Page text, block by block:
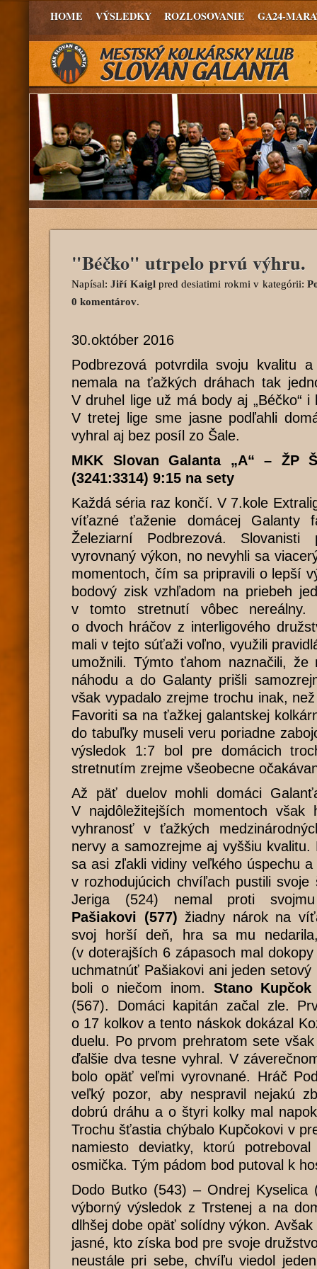
HOME VÝSLEDKY ROZLOSOVANIE GA24-
"Béčko" utrpelo prvú výhru.
Napísal:Jiří Kaigl pred desiatimi rokmi v kategórii:
0 komentárov.
30.október 2016
Podbrezová potvrdila svoju kvalitu
nemala na ťažkých dráhach tak
V druhel lige už má body aj „Béčko“
V tretej lige sme jasne podľahli
vyhral aj bez posíl zo Šale.
MKK Slovan Galanta „A“ – ŽP
(3241:3314) 9:15 na sety
Každá séria raz končí. V 7.kole
víťazné ťaženie domácej Galanty
Železiarní Podbrezová.
vyrovnaný výkon, no nevyhli sa
momentoch, čím sa pripravili o lepší
bodový zisk vzhľadom na priebeh
v tomto stretnutí vôbec nereálny.
o dvoch hráčov z interligového
mali v tejto súťaži voľno, využili
umožnili. Týmto ťahom naznačili,
náhodu a do Galanty prišli
však vypadalo zrejme trochu inak,
Favoriti sa na ťažkej galantskej
do tabuľky museli veru poriadne
výsledok 1:7 bol pre domácich
stretnutím zrejme všeobecne
Až päť duelov mohli domáci
V najdôležitejších momentoch však
vyhranosť v ťažkých
nervy a samozrejme aj vyššiu kvalitu.
sa asi zľakli vidiny veľkého úspechu
v rozhodujúcich chvíľach pustili
Jeriga (524) nemal proti
Pašiakovi (577) žiadny nárok na
svoj horší deň, hra sa mu
(v doterajších 6 zápasoch mal
uchmatnúť Pašiakovi ani jeden
boli o niečom inom. Stano Kupčok
(567). Domáci kapitán začal zle.
o 17 kolkov a tento náskok dokázal
duelu. Po prvom prehratom sete
ďalšie dva tesne vyhral. V
bolo opäť veľmi vyrovnané. Hráč
veľký pozor, aby nespravil nejakú
dobrú dráhu a o štyri kolky mal
Trochu šťastia chýbalo Kupčokovi v
namiesto deviatky, ktorú
osmička. Tým pádom bod putoval k
Dodo Butko (543) – Ondrej Kyselica
výborný výsledok z Trstenej a na
dlhšej dobe opäť solídny výkon.
jasné, kto získa bod pre svoje
neustále pri sebe, chvíľu viedol